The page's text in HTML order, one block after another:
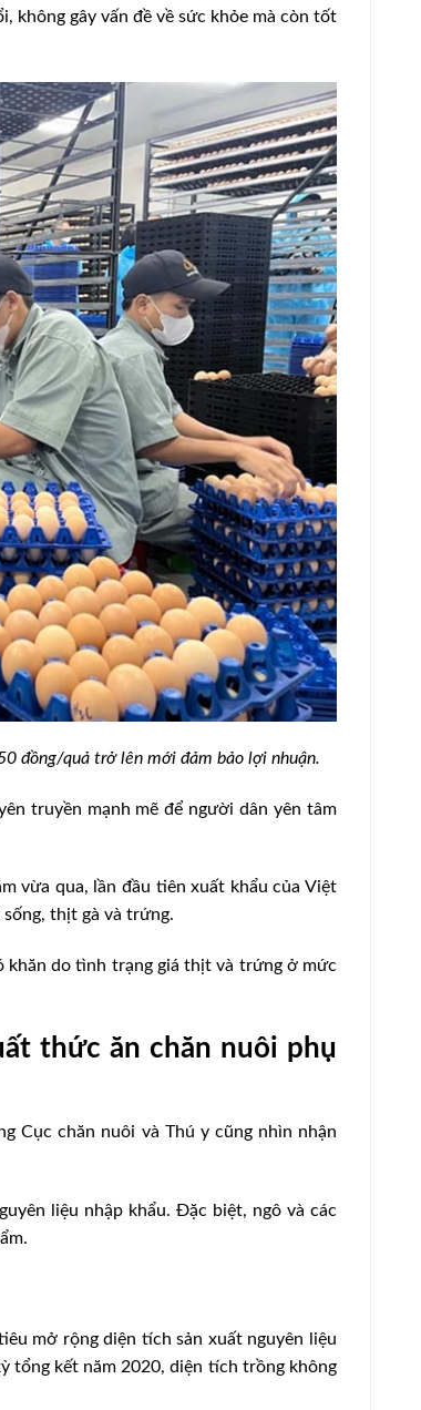
không gây vấn đề về sức khỏe mà còn tốt
đồng/quả trở lên mới đảm bảo lợi nhuận.
truyền mạnh mẽ để người dân yên tâm
vừa qua, lần đầu tiên xuất khẩu của Việt
thịt gà và trứng.
khăn do tình trạng giá thịt và trứng ở mức
thức ăn chăn nuôi phụ
Cục chăn nuôi và Thú y cũng nhìn nhận
liệu nhập khẩu. Đặc biệt, ngô và các
mở rộng diện tích sản xuất nguyên liệu
tổng kết năm 2020, diện tích trồng không